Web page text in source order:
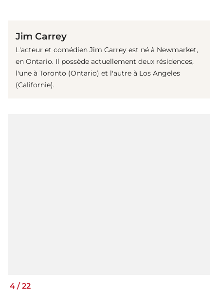
Jim Carrey
L'acteur et comédien Jim Carrey est né à Newmarket,
en Ontario. Il possède actuellement deux résidences,
l'une à Toronto (Ontario) et l'autre à Los Angeles
(Californie).
4 / 22